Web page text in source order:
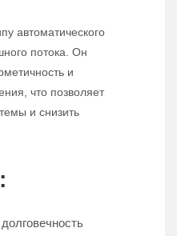
автоматического
потока. Он
и
что позволяет
и снизить